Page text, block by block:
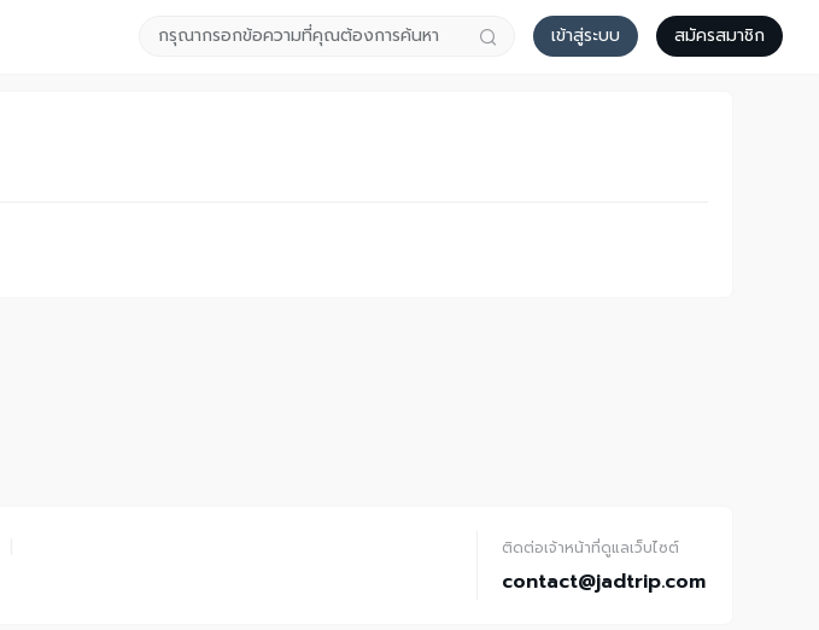
เข้าสู่ระบบ สมัครสมาชิก
ติดต่อเจ้าหน้าที่ดูแลเว็บไซต์
contact@jadtrip.com